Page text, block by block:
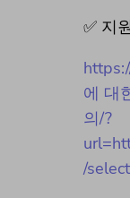
✅ 지
에 대
의/?
/